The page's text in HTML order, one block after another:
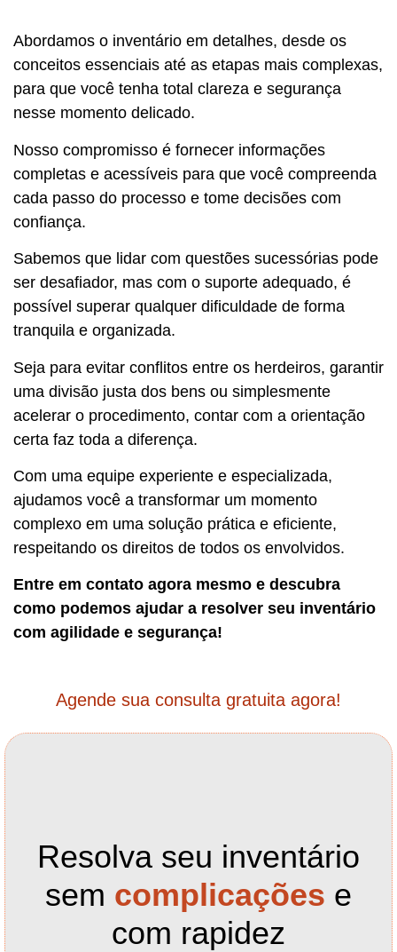
Abordamos o inventário em detalhes, desde os
conceitos essenciais até as etapas mais complexas,
para que você tenha total clareza e segurança
nesse momento delicado.
Nosso compromisso é fornecer informações
completas e acessíveis para que você compreenda
cada passo do processo e tome decisões com
confiança.
Sabemos que lidar com questões sucessórias pode
ser desafiador, mas com o suporte adequado, é
possível superar qualquer dificuldade de forma
tranquila e organizada.
Seja para evitar conflitos entre os herdeiros, garantir
uma divisão justa dos bens ou simplesmente
acelerar o procedimento, contar com a orientação
certa faz toda a diferença.
Com uma equipe experiente e especializada,
ajudamos você a transformar um momento
complexo em uma solução prática e eficiente,
respeitando os direitos de todos os envolvidos.
Entre em contato agora mesmo e descubra
como podemos ajudar a resolver seu inventário
com agilidade e segurança!
Agende sua consulta gratuita agora!
Resolva seu inventário
sem complicações e
com rapidez